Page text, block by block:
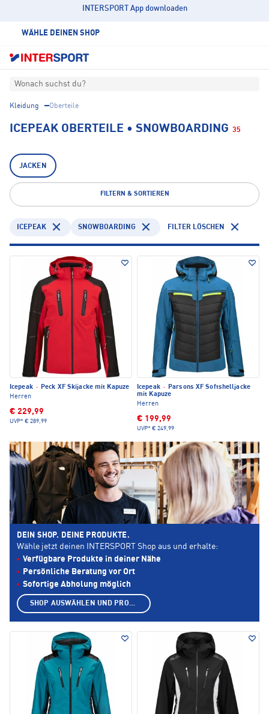
INTERSPORT App downloaden
WÄHLE DEINEN SHOP
Wonach suchst du?
Kleidung Oberteile
ICEPEAK OBERTEILE • SNOWBOARDING 35
JACKEN
FILTERN & SORTIEREN
ICEPEAK SNOWBOARDING FILTER LÖSCHEN
Icepeak ·
Peck XF Skijacke mit Kapuze
Herren
€ 229,99
UVP* € 289,99
Icepeak ·
Parsons XF Softshelljacke
mit Kapuze
Herren
€ 199,99
UVP* € 249,99
DEIN SHOP. DEINE PRODUKTE.
Wähle jetzt deinen INTERSPORT Shop aus und erhalte:
Verfügbare Produkte in deiner Nähe
Persönliche Beratung vor Ort
Sofortige Abholung möglich
SHOP AUSWÄHLEN UND PRODUKTE ANZEIGEN